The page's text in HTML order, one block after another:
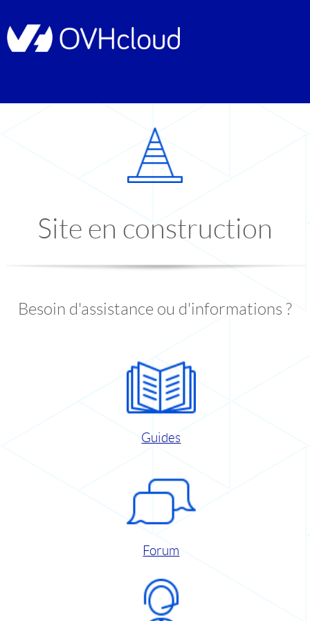
Site en construction
Besoin d'assistance ou d'informations ?
Guides
Forum